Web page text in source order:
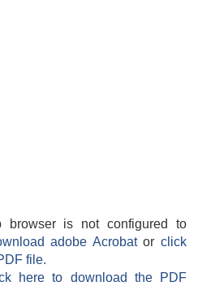
browser is not configured to
adobe Acrobatorclick
file.
here to download the PDF